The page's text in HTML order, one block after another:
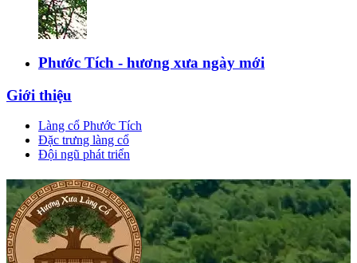
Phước Tích - hương xưa ngày mới
Giới thiệu
Làng cổ Phước Tích
Đặc trưng làng cổ
Đội ngũ phát triển